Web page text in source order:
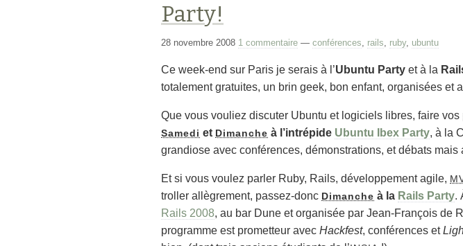
Party!
28 novembre 2008 1 commentaire — conférences rails ruby, ubuntu
Ce week-end sur Paris je serais à l’Ubuntu Party et à la
totalement gratuites, un brin geek, bon enfant, organisées et
Que vous vouliez discuter Ubuntu et logiciels libres, faire
Samedi et Dimanche à l’intrépide Ubuntu Ibex Party, à la
grandiose avec conférences, démonstrations, et débats mais
Et si vous voulez parler Ruby, Rails, développement agile,
troller allègrement, passez-donc Dimanche à la Rails Party.
Rails 2008, au bar Dune et organisée par Jean-François de
programme est prometteur avec Hackfest, conférences et